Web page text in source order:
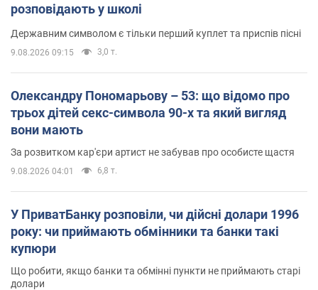
розповідають у школі
Державним символом є тільки перший куплет та приспів пісні
9.08.2026 09:15 3,0 т.
Олександру Пономарьову – 53: що відомо про
трьох дітей секс-символа 90-х та який вигляд
вони мають
За розвитком кар'єри артист не забував про особисте щастя
9.08.2026 04:01 6,8 т.
У ПриватБанку розповіли, чи дійсні долари 1996
року: чи приймають обмінники та банки такі
купюри
Що робити, якщо банки та обмінні пункти не приймають старі
долари